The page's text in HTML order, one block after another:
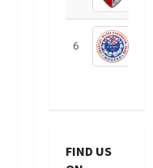
6
FIND US